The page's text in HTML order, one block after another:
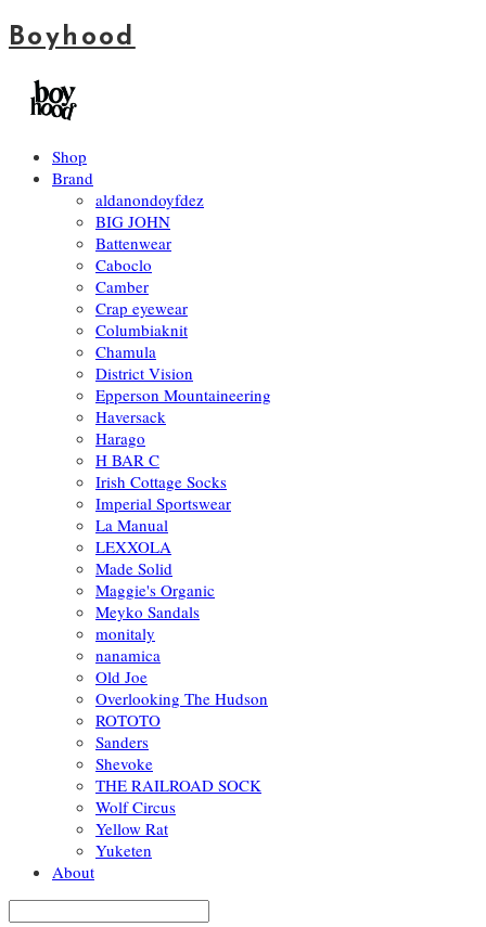
Boyhood
Shop
Brand
aldanondoyfdez
BIG JOHN
Battenwear
Caboclo
Camber
Crap eyewear
Columbiaknit
Chamula
District Vision
Epperson Mountaineering
Haversack
Harago
H BAR C
Irish Cottage Socks
Imperial Sportswear
La Manual
LEXXOLA
Made Solid
Maggie's Organic
Meyko Sandals
monitaly
nanamica
Old Joe
Overlooking The Hudson
ROTOTO
Sanders
Shevoke
THE RAILROAD SOCK
Wolf Circus
Yellow Rat
Yuketen
About